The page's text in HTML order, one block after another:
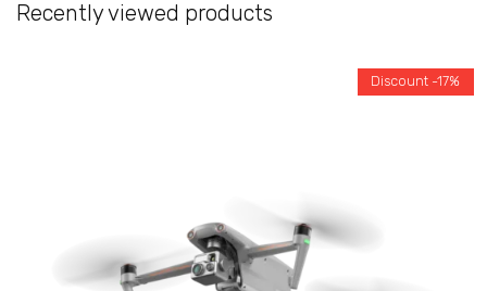
Recently viewed products
Discount -17%